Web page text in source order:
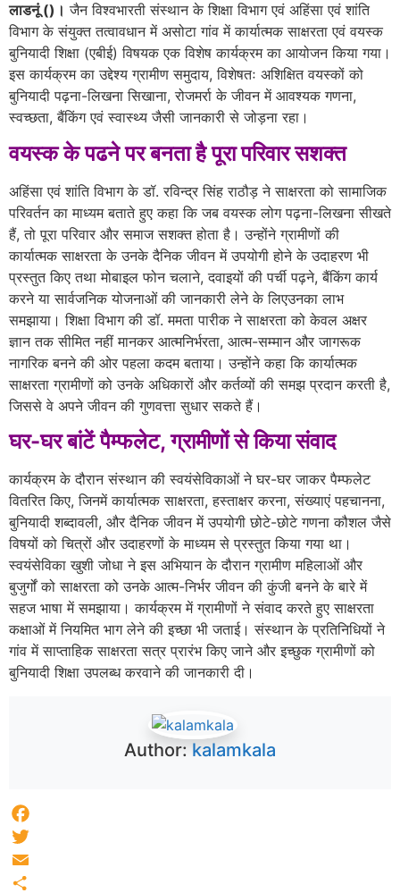
लाडनूं ()। जैन विश्वभारती संस्थान के शिक्षा विभाग एवं अहिंसा एवं शांति
विभाग के संयुक्त तत्वावधान में असोटा गांव में कार्यात्मक साक्षरता एवं वयस्क
बुनियादी शिक्षा (एबीई) विषयक एक विशेष कार्यक्रम का आयोजन किया गया।
इस कार्यक्रम का उद्देश्य ग्रामीण समुदाय, विशेषतः अशिक्षित वयस्कों को
बुनियादी पढ़ना-लिखना सिखाना, रोजमर्रा के जीवन में आवश्यक गणना,
स्वच्छता, बैंकिंग एवं स्वास्थ्य जैसी जानकारी से जोड़ना रहा।
वयस्क के पढने पर बनता है पूरा परिवार सशक्त
अहिंसा एवं शांति विभाग के डॉ. रविन्द्र सिंह राठौड़ ने साक्षरता को सामाजिक
परिवर्तन का माध्यम बताते हुए कहा कि जब वयस्क लोग पढ़ना-लिखना सीखते
हैं, तो पूरा परिवार और समाज सशक्त होता है। उन्होंने ग्रामीणों की
कार्यात्मक साक्षरता के उनके दैनिक जीवन में उपयोगी होने के उदाहरण भी
प्रस्तुत किए तथा मोबाइल फोन चलाने, दवाइयों की पर्ची पढ़ने, बैंकिंग कार्य
करने या सार्वजनिक योजनाओं की जानकारी लेने के लिएउनका लाभ
समझाया। शिक्षा विभाग की डॉ. ममता पारीक ने साक्षरता को केवल अक्षर
ज्ञान तक सीमित नहीं मानकर आत्मनिर्भरता, आत्म-सम्मान और जागरूक
नागरिक बनने की ओर पहला कदम बताया। उन्होंने कहा कि कार्यात्मक
साक्षरता ग्रामीणों को उनके अधिकारों और कर्तव्यों की समझ प्रदान करती है,
जिससे वे अपने जीवन की गुणवत्ता सुधार सकते हैं।
घर-घर बांटें पैम्फलेट, ग्रामीणों से किया संवाद
कार्यक्रम के दौरान संस्थान की स्वयंसेविकाओं ने घर-घर जाकर पैम्फलेट
वितरित किए, जिनमें कार्यात्मक साक्षरता, हस्ताक्षर करना, संख्याएं पहचानना,
बुनियादी शब्दावली, और दैनिक जीवन में उपयोगी छोटे-छोटे गणना कौशल जैसे
विषयों को चित्रों और उदाहरणों के माध्यम से प्रस्तुत किया गया था।
स्वयंसेविका खुशी जोधा ने इस अभियान के दौरान ग्रामीण महिलाओं और
बुजुर्गों को साक्षरता को उनके आत्म-निर्भर जीवन की कुंजी बनने के बारे में
सहज भाषा में समझाया। कार्यक्रम में ग्रामीणों ने संवाद करते हुए साक्षरता
कक्षाओं में नियमित भाग लेने की इच्छा भी जताई। संस्थान के प्रतिनिधियों ने
गांव में साप्ताहिक साक्षरता सत्र प्रारंभ किए जाने और इच्छुक ग्रामीणों को
बुनियादी शिक्षा उपलब्ध करवाने की जानकारी दी।
Author: kalamkala
Facebook
Twitter
Email